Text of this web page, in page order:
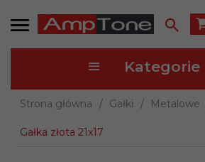
Kategorie
Strona główna Gałki Metalowe
Gałka złota 21x17